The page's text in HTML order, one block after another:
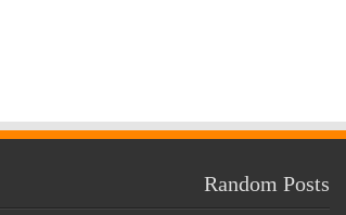
Random Posts